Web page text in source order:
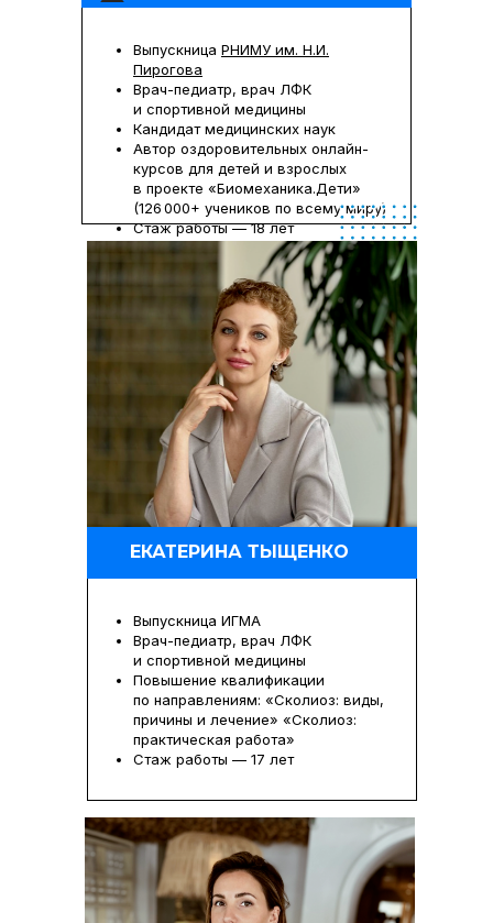
Выпускница РНИМУ им. Н.И.
Пирогова
Врач-педиатр, врач ЛФК
и спортивной медицины
Кандидат медицинских наук
Автор оздоровительных онлайн-
курсов для детей и взрослых
в проекте «Биомеханика.Дети»
(126 000+ учеников по всему миру)
Стаж работы — 18 лет
Выпускница ИГМА
Врач-педиатр, врач ЛФК
и спортивной медицины
Повышение квалификации
по направлениям: «Сколиоз: виды,
причины и лечение» «Сколиоз:
практическая работа»
Стаж работы — 17 лет
ЕКАТЕРИНА ТЫЩЕНКО